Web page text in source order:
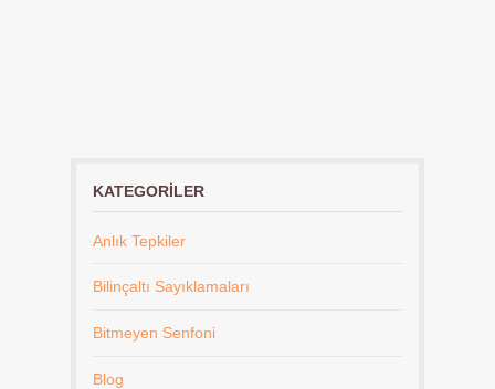
KATEGORILER
Anlık Tepkiler
Bilinçaltı Sayıklamaları
Bitmeyen Senfoni
Blog